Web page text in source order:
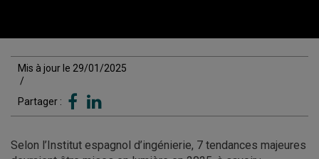
Mis à jour le 29/01/2025
/
Partager :
Selon l’Institut espagnol d’ingénierie, 7 tendances majeures